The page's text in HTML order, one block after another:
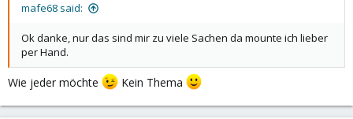
mafe68 said:
Ok danke, nur das sind mir zu viele Sachen da mounte ich lieber
per Hand.
Wie jeder möchte Kein Thema